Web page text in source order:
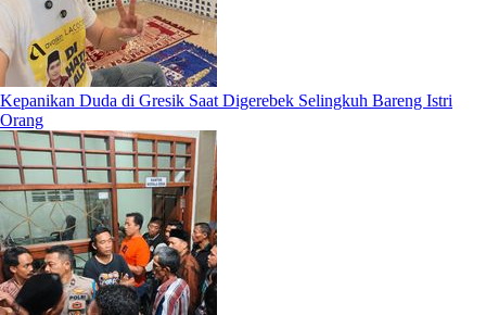
Kepanikan Duda di Gresik Saat Digerebek Selingkuh Bareng Istri
Orang